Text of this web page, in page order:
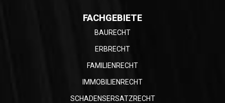
FACHGEBIETE
BAURECHT
ERBRECHT
FAMILIENRECHT
IMMOBILIENRECHT
SCHADENSERSATZRECHT